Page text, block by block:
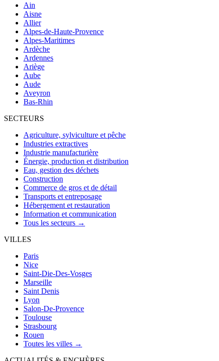
Ain
Aisne
Allier
Alpes-de-Haute-Provence
Alpes-Maritimes
Ardèche
Ardennes
Ariège
Aube
Aude
Aveyron
Bas-Rhin
SECTEURS
Agriculture, sylviculture et pêche
Industries extractives
Industrie manufacturière
Énergie, production et distribution
Eau, gestion des déchets
Construction
Commerce de gros et de détail
Transports et entreposage
Hébergement et restauration
Information et communication
Tous les secteurs →
VILLES
Paris
Nice
Saint-Die-Des-Vosges
Marseille
Saint Denis
Lyon
Salon-De-Provence
Toulouse
Strasbourg
Rouen
Toutes les villes →